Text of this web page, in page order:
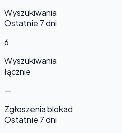
Wyszukiwania
Ostatnie 7 dni
6
Wyszukiwania
łącznie
—
Zgłoszenia blokad
Ostatnie 7 dni